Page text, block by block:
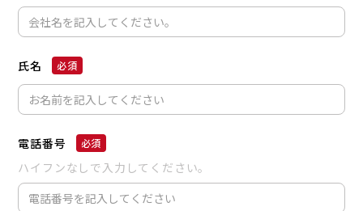
氏名
電話番号
ハイフンなしで入力してください。